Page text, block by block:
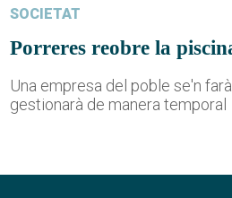
SOCIETAT
Porreres reobre la
Una empresa del poble se'n
gestionarà de manera temporal